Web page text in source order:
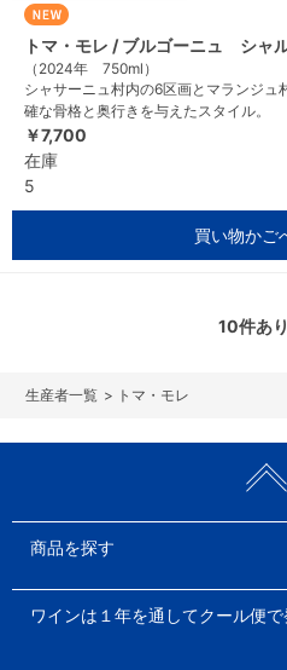
トマ・モレ / ブルゴーニュ シャ
（2024年 750ml）
シャサーニュ村内の6区画とマランジュ
確な骨格と奥行きを与えたスタイル。
￥7,700
在庫
5
買い物かご
10件あ
> トマ・モレ
商品を探す
ワインは１年を通してクール便